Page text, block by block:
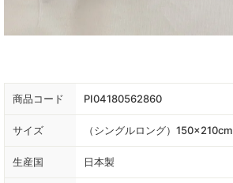
商品コード PI04180562860
サイズ （シングルロング）150×210cm
生産国 日本製